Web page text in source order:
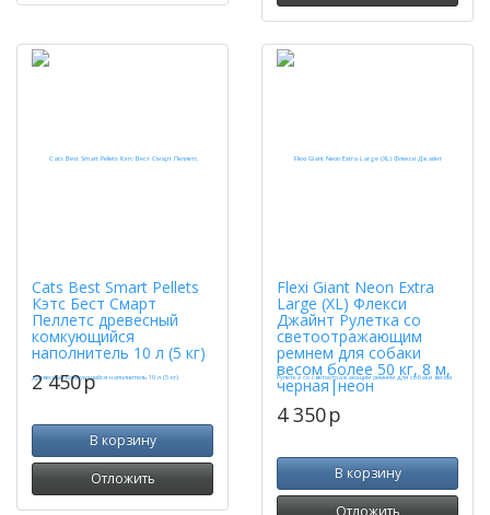
Cats Best Smart Pellets
Кэтс Бест Смарт
Пеллетс древесный
комкующийся
наполнитель 10 л (5 кг)
2 450p
В корзину
Отложить
Flexi Giant Neon Extra
Large (XL) Флекси
Джайнт Рулетка со
светоотражающим
ремнем для собаки
весом более 50 кг, 8 м,
черная|неон
4 350p
В корзину
Отложить